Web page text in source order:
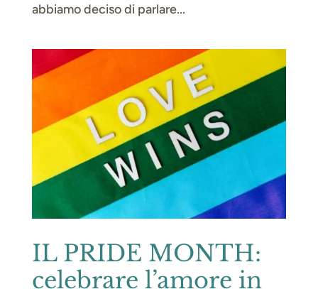
abbiamo deciso di parlare...
IL PRIDE MONTH:
celebrare l’amore in